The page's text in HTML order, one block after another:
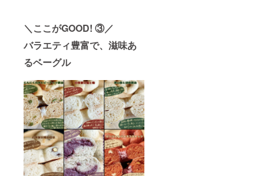
＼ここがGOOD! ③／
バラエティ豊富で、滋味あ
るベーグル